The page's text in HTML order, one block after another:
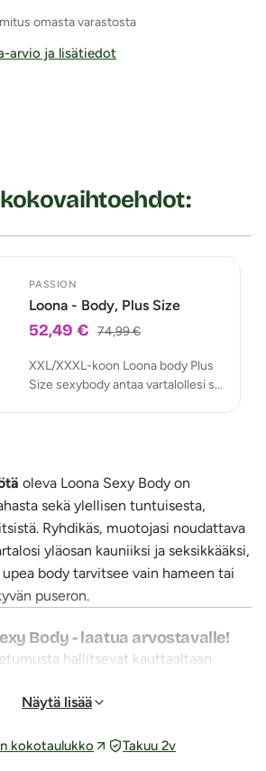
omasta varastosta
arvio ja lisätiedot
PASSION
Loona - Body, Plus Size
52,49 € 74,99 €
XXL/XXXL-koon Loona body Plus
Size sexybody antaa vartalollesi sen
oleva Loona Sexy Body on
sekä ylellisen tuntuisesta,
Ryhdikäs, muotojasi noudattava
yläosan kauniiksi ja seksikkääksi,
body tarvitsee vain hameen tai
puseron.
Body - laatua arvostavalle!
hallitsevat kauttaaltaan
avulla seksikkäästi. Olkaimet jatkuvat
kaarituki.Samaa pitsiä kuin
Näytä lisää
kokotaulukko Takuu 2v